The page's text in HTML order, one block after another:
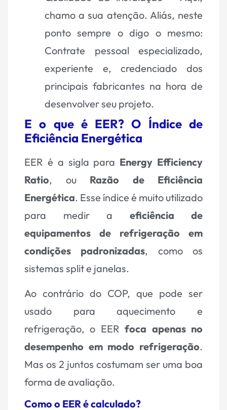
chamo a sua atenção. Aliás, neste
ponto sempre o digo o mesmo:
Contrate pessoal especializado,
experiente e, credenciado dos
principais fabricantes na hora de
desenvolver seu projeto.
E o que é EER? O Índice de
Eficiência Energética
EER é a sigla para Energy Efficiency
Ratio, ou Razão de Eficiência
Energética. Esse índice é muito utilizado
para medir a eficiência de
equipamentos de refrigeração em
condições padronizadas, como os
sistemas split e janelas.
Ao contrário do COP, que pode ser
usado para aquecimento e
refrigeração, o EERfoca apenas no
desempenho em modo refrigeração.
Mas os 2 juntos costumam ser uma boa
forma de avaliação.
Como o EER é calculado?